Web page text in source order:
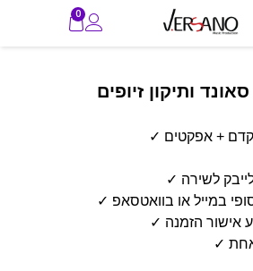
0
ותיקון זיופים
+ אפקטים ✓
לשירה ✓
במייל או בוואטסאפ ✓
✓